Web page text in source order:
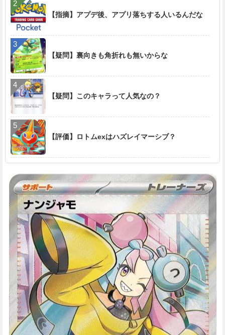
【指摘】アプデ後、アプリ落ちする人いるんだな
【疑問】裏向きも角折れも無いからな
【疑問】このキャラって人気なの？
【評価】ロトムexはハズレイマーシブ？